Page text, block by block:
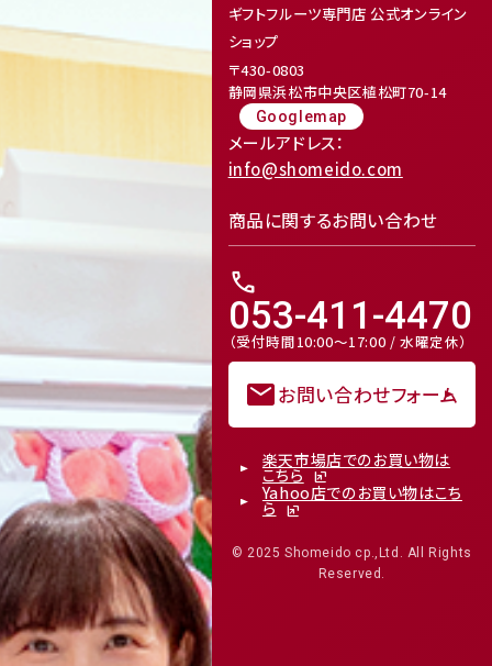
ギフトフルーツ専門店 公式オンライン
ショップ
〒430-0803
静岡県浜松市中央区植松町70-14
Googlemap
メールアドレス：
info@shomeido.com
商品に関するお問い合わせ
call
053-411-4470
（受付時間10:00～17:00 / 水曜定休）
mailお問い合わせフォーム
楽天市場店でのお買い物は
こちら
Yahoo店でのお買い物はこち
ら
© 2025 Shomeido cp.,Ltd. All Rights
Reserved.